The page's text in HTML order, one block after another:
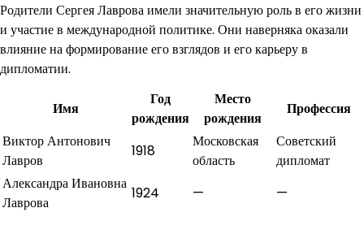
Родители Сергея Лаврова имели значительную роль в его жизни
и участие в международной политике. Они наверняка оказали
влияние на формирование его взглядов и его карьеру в
дипломатии.
Имя
Год
рождения
Место
рождения
Профессия
Виктор Антонович
Лавров
1918
Московская
область
Советский
дипломат
Александра Ивановна
Лаврова
1924 — —